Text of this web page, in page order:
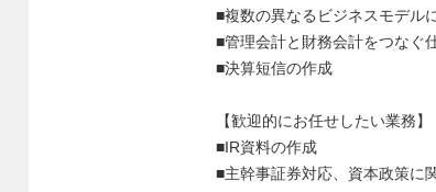
■複数の異なるビジネスモデル
■管理会計と財務会計をつなぐ
■決算短信の作成
【歓迎的にお任せしたい業務】
■IR資料の作成
■主幹事証券対応、資本政策に